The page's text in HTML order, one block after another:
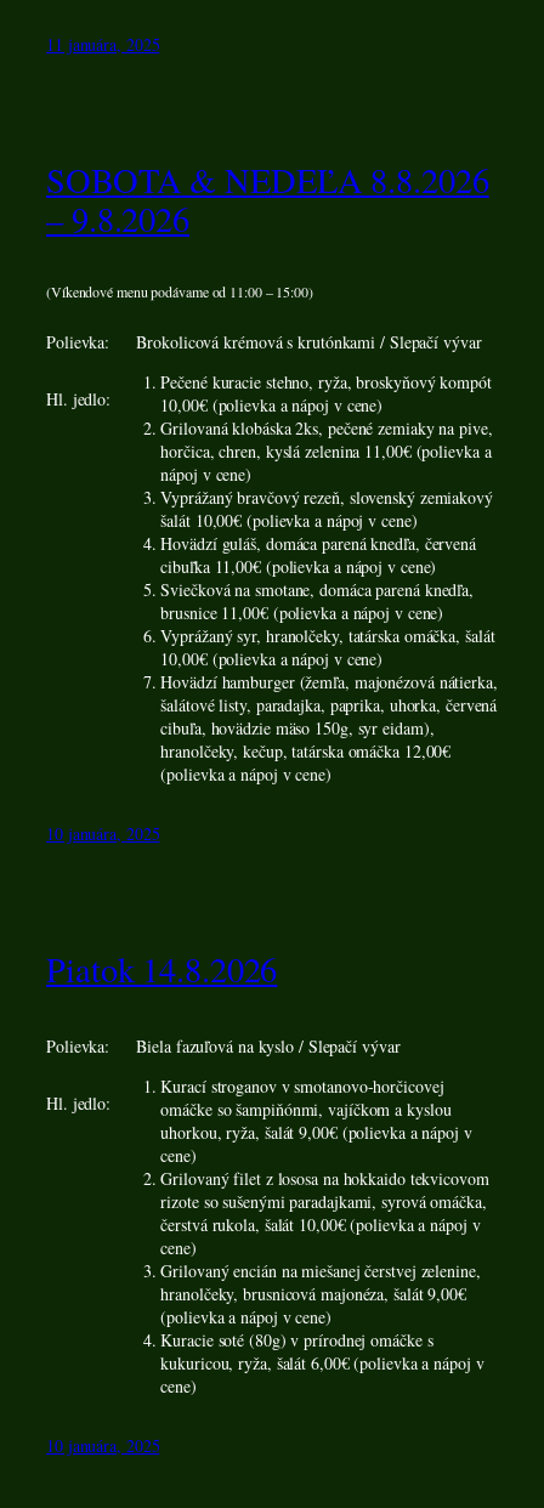
11 januára, 2025
SOBOTA & NEDEĽA 8.8.2026
– 9.8.2026
(Víkendové menu podávame od 11:00 – 15:00)
Polievka: Brokolicová krémová s krutónkami / Slepačí vývar
Hl. jedlo:
Pečené kuracie stehno, ryža, broskyňový kompót
10,00€ (polievka a nápoj v cene)
Grilovaná klobáska 2ks, pečené zemiaky na pive,
horčica, chren, kyslá zelenina 11,00€ (polievka a
nápoj v cene)
Vyprážaný bravčový rezeň, slovenský zemiakový
šalát 10,00€ (polievka a nápoj v cene)
Hovädzí guláš, domáca parená knedľa, červená
cibuľka 11,00€ (polievka a nápoj v cene)
Sviečková na smotane, domáca parená knedľa,
brusnice 11,00€ (polievka a nápoj v cene)
Vyprážaný syr, hranolčeky, tatárska omáčka, šalát
10,00€ (polievka a nápoj v cene)
Hovädzí hamburger (žemľa, majonézová nátierka,
šalátové listy, paradajka, paprika, uhorka, červená
cibuľa, hovädzie mäso 150g, syr eidam),
hranolčeky, kečup, tatárska omáčka 12,00€
(polievka a nápoj v cene)
10 januára, 2025
Piatok 14.8.2026
Polievka: Biela fazuľová na kyslo / Slepačí vývar
Hl. jedlo:
Kurací stroganov v smotanovo-horčicovej
omáčke so šampiňónmi, vajíčkom a kyslou
uhorkou, ryža, šalát 9,00€ (polievka a nápoj v
cene)
Grilovaný filet z lososa na hokkaido tekvicovom
rizote so sušenými paradajkami, syrová omáčka,
čerstvá rukola, šalát 10,00€ (polievka a nápoj v
cene)
Grilovaný encián na miešanej čerstvej zelenine,
hranolčeky, brusnicová majonéza, šalát 9,00€
(polievka a nápoj v cene)
Kuracie soté (80g) v prírodnej omáčke s
kukuricou, ryža, šalát 6,00€ (polievka a nápoj v
cene)
10 januára, 2025